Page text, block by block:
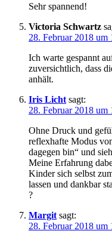
Sehr spannend!
Victoria Schwartz
28. Februar 2018 um
Ich warte gespannt
zuversichtlich, dass
anhält.
Iris Licht sagt:
28. Februar 2018 um
Ohne Druck und
reflexhafte Modus
dagegen bin“ und
Meine Erfahrung
Kinder sich selbst
lassen und dankbar
?
Margit sagt:
28. Februar 2018 um